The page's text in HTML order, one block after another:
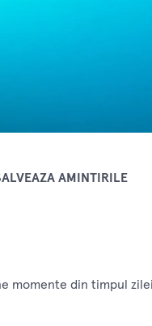
AMINTIRILE
momente din timpul